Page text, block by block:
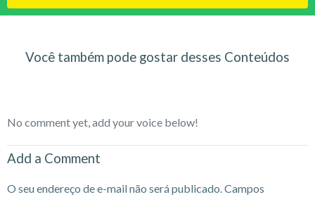
Você também pode gostar desses Conteúdos
No comment yet, add your voice below!
Add a Comment
O seu endereço de e-mail não será publicado.Campos